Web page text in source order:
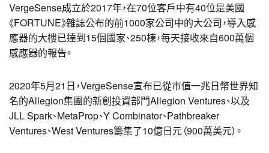
VergeSense成立於2017年，在70位客戶中有40位是美國
《FORTUNE》雜誌公布的前1000家公司中的大公司，導入感
應器的大樓已達到15個國家、250棟，每天接收來自600萬個
感應器的報告。
2020年5月21日，VergeSense宣布已從市值一兆日幣世界知
名的Allegion集團的新創投資部門Allegion Ventures、以及
JLL Spark、MetaProp、Y Combinator、Pathbreaker
Ventures、West Ventures籌集了10億日元（900萬美元）。